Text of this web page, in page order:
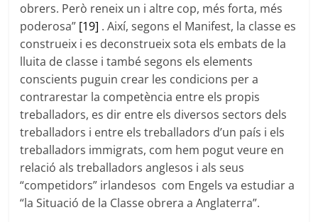
obrers. Però reneix un i altre cop, més forta, més
poderosa” [19] . Així, segons el Manifest, la classe es
construeix i es deconstrueix sota els embats de la
lluita de classe i també segons els elements
conscients puguin crear les condicions per a
contrarestar la competència entre els propis
treballadors, es dir entre els diversos sectors dels
treballadors i entre els treballadors d’un país i els
treballadors immigrats, com hem pogut veure en
relació als treballadors anglesos i als seus
“competidors” irlandesos com Engels va estudiar a
“la Situació de la Classe obrera a Anglaterra”.